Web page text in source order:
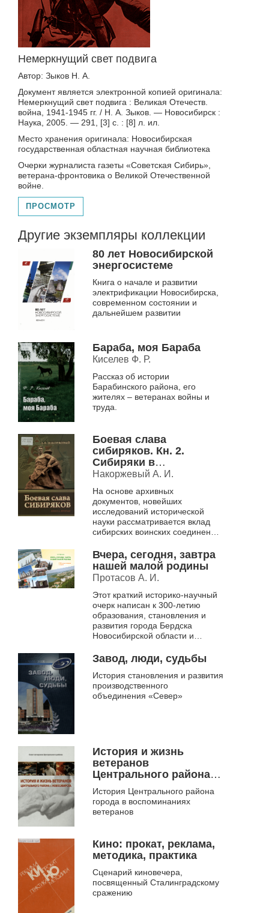
Немеркнущий свет подвига
Автор: Зыков Н. А.
Документ является электронной копией оригинала:
Немеркнущий свет подвига : Великая Отечеств.
война, 1941-1945 гг. / Н. А. Зыков. — Новосибирск :
Наука, 2005. — 291, [3] с. : [8] л. ил.
Место хранения оригинала: Новосибирская
государственная областная научная библиотека
Очерки журналиста газеты «Советская Сибирь»,
ветерана-фронтовика о Великой Отечественной
войне.
ПРОСМОТР
Другие экземпляры коллекции
80 лет Новосибирской
энергосистеме
Книга о начале и развитии
электрификации Новосибирска,
современном состоянии и
дальнейшем развитии
Бараба, моя Бараба
Киселев Ф. Р.
Рассказ об истории
Барабинского района, его
жителях – ветеранах войны и
труда.
Боевая слава
сибиряков. Кн. 2.
Сибиряки в
Сталинградской битве
Накоржевый А. И.
На основе архивных
документов, новейших
исследований исторической
науки рассматривается вклад
сибирских воинских соединений
Вчера, сегодня, завтра
нашей малой родины
Протасов А. И.
Этот краткий историко-научный
очерк написан к 300-летию
образования, становления и
развития города Бердска
Новосибирской области и
заселения территории, ранее
обозначаемой как по...
Завод, люди, судьбы
История становления и развития
производственного
объединения «Север»
История и жизнь
ветеранов
Центрального района г.
Новосибирска
История Центрального района
города в воспоминаниях
ветеранов
Кино: прокат, реклама,
методика, практика
Сценарий киновечера,
посвященный Сталинградскому
сражению